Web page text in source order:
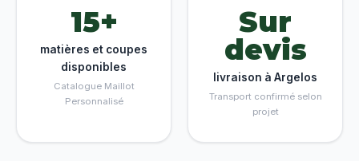
15+
matières et coupes
disponibles
Catalogue Maillot
Personnalisé
Sur
devis
livraison à Argelos
Transport confirmé selon
projet